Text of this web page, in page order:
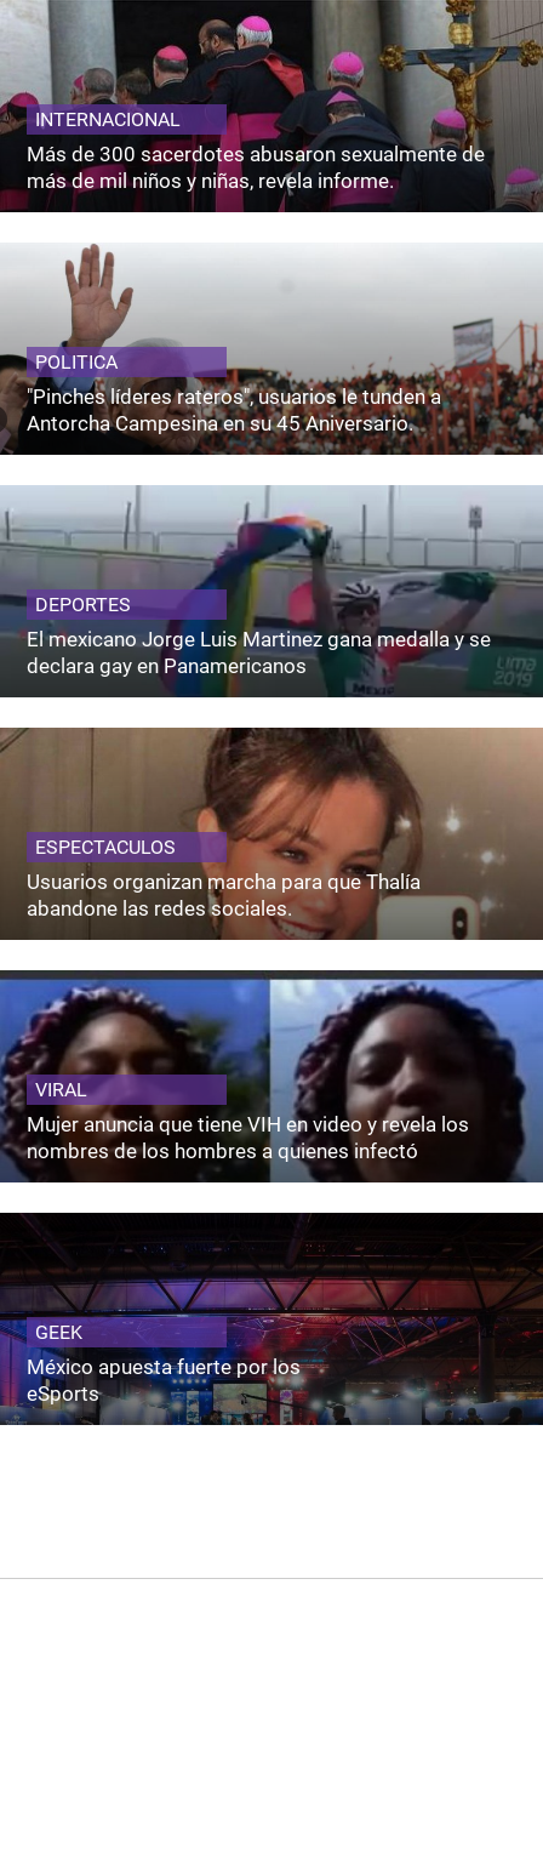
INTERNACIONAL
Más de 300 sacerdotes abusaron sexualmente de
más de mil niños y niñas, revela informe.
POLITICA
"Pinches líderes rateros", usuarios le tunden a
Antorcha Campesina en su 45 Aniversario.
DEPORTES
El mexicano Jorge Luis Martinez gana medalla y se
declara gay en Panamericanos
ESPECTACULOS
Usuarios organizan marcha para que Thalía
abandone las redes sociales.
VIRAL
Mujer anuncia que tiene VIH en video y revela los
nombres de los hombres a quienes infectó
GEEK
México apuesta fuerte por los
eSports